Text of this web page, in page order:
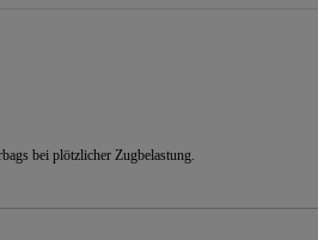
bei plötzlicher Zugbelastung.